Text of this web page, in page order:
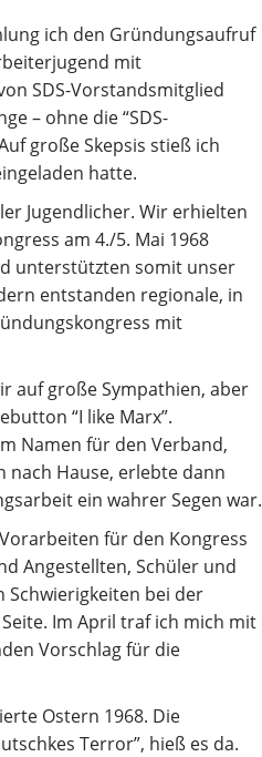
ich den Gründungsaufruf
mit
SDS-Vorstandsmitglied
– ohne die “SDS-
große Skepsis stieß ich
hatte.
Jugendlicher. Wir erhielten
am 4./5. Mai 1968
unterstützten somit unser
entstanden regionale, in
mit
auf große Sympathien, aber
“I like Marx”.
Namen für den Verband,
Hause, erlebte dann
ein wahrer Segen war.
für den Kongress
Angestellten, Schüler und
Schwierigkeiten bei der
Im April traf ich mich mit
Vorschlag für die
Ostern 1968. Die
Terror”, hieß es da.